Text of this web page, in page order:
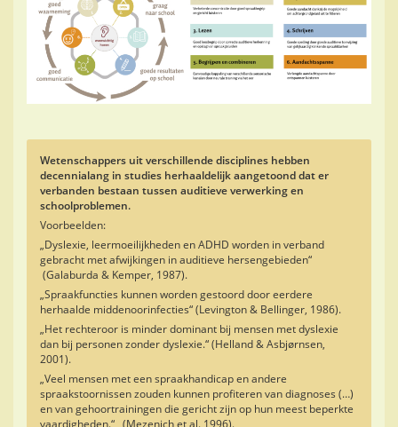
Wetenschappers uit verschillende disciplines hebben
decennialang in studies herhaaldelijk aangetoond dat er
verbanden bestaan tussen auditieve verwerking en
schoolproblemen.
Voorbeelden:
„Dyslexie, leermoeilijkheden en ADHD worden in verband
gebracht met afwijkingen in auditieve hersengebieden“
(Galaburda & Kemper, 1987).
„Spraakfuncties kunnen worden gestoord door eerdere
herhaalde middenoorinfecties“ (Levington & Bellinger, 1986).
„Het rechteroor is minder dominant bij mensen met dyslexie
dan bij personen zonder dyslexie.“ (Helland & Asbjørnsen,
2001).
„Veel mensen met een spraakhandicap en andere
spraakstoornissen zouden kunnen profiteren van diagnoses (…)
en van gehoortrainingen die gericht zijn op hun meest beperkte
vaardigheden.“ (Mezenich et al. 1996).